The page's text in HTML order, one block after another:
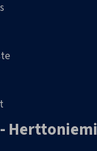
Herttoniemi